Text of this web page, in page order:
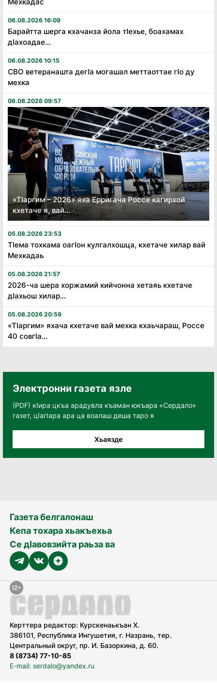
06.08.2026 16:09
Барайтта шерга кхачанза йола тӏехье, боахамах
дӏахоадае...
06.08.2026 10:15
СВО ветеранашта дегӏа могашал меттаоттае гӏо ду
мехка
06.08.2026 09:57
«Тӏаргим – 2026» яха Ерригача Россе кагирхой
кхетаче я, вай...
05.08.2026 23:53
Тӏема тохкама оагӏон кулгалхошца, кхетаче хилар вай
Мехкадаь
05.08.2026 21:57
2026-ча шера хоржамий кийчонна хетаяь кхетаче
дӏахьош хилар...
05.08.2026 20:59
«Тӏаргим» яхача кхетаче вай мехка кхаьчараш, Россе
40 совгӏа...
Электронни газета язле
(PDF) кӀира цкъа арадувла къаман юкъара «Сердало»
газет, цӀагӀара ара ца воалаш деша таро я
Хьаязде
Газета белгалонаш
Кепа тохара хьакъехьа
Се дӀавовзийта раьза ва
Керттера редактор: Курскенаькъан Х.
386101, Республика Ингушетия, г. Назрань, тер.
Центральный округ, пр. И. Базоркина, д. 60.
8 (8734) 77-10-85
E-mail: serdalo@yandex.ru